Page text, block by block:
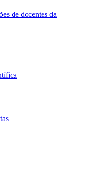
de docentes da